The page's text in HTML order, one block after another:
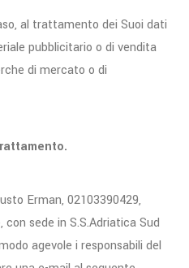
al trattamento dei Suoi dati
pubblicitario o di vendita
di mercato o di
Erman, 02103390429,
sede in S.S.Adriatica Sud
agevole i responsabili del